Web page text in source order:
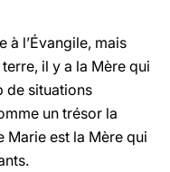
à l’Évangile, mais
il y a la Mère qui
de situations
un trésor la
Marie est la Mère qui